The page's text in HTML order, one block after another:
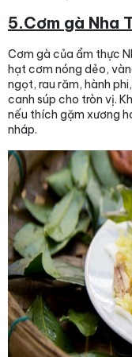
5.Cơm gà Nha
Cơm gà của ẩm thực
hạt cơm nóng dẻo,
ngọt, rau răm, hành
canh súp cho tròn vị.
nếu thích gặm xương
nháp.